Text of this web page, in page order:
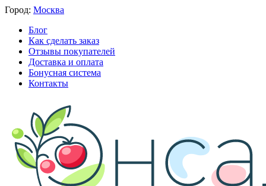
Город: Москва
Блог
Как сделать заказ
Отзывы покупателей
Доставка и оплата
Бонусная система
Контакты